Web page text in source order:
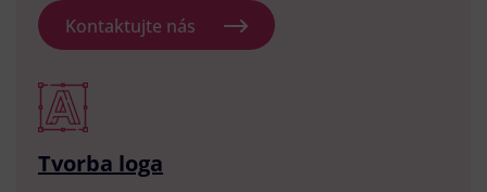
Kontaktujte nás
Tvorba loga